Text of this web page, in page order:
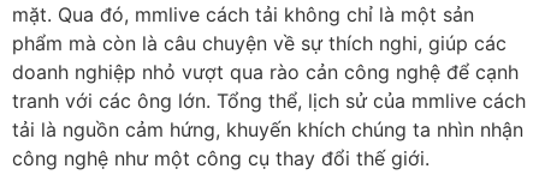
mặt. Qua đó, mmlive cách tải không chỉ là một sản
phẩm mà còn là câu chuyện về sự thích nghi, giúp các
doanh nghiệp nhỏ vượt qua rào cản công nghệ để cạnh
tranh với các ông lớn. Tổng thể, lịch sử của mmlive cách
tải là nguồn cảm hứng, khuyến khích chúng ta nhìn nhận
công nghệ như một công cụ thay đổi thế giới.